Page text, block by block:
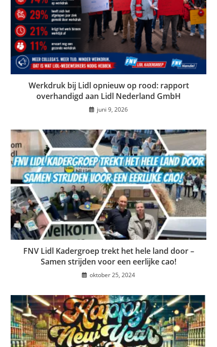
Werkdruk bij Lidl opnieuw op rood: rapport
overhandigd aan Lidl Nederland GmbH
juni 9, 2026
FNV Lidl Kadergroep trekt het hele land door –
Samen strijden voor een eerlijke cao!
oktober 25, 2024